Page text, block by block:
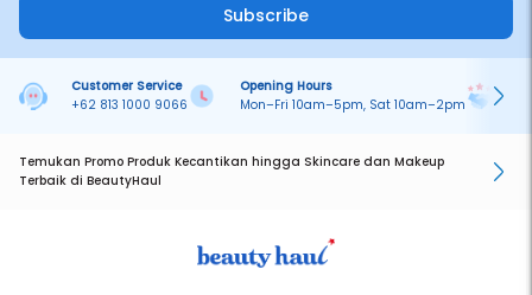
Subscribe
Customer Service
+62 813 1000 9066
Opening Hours
Mon–Fri 10am–5pm, Sat 10am–2pm
Temukan Promo Produk Kecantikan hingga Skincare dan Makeup
Terbaik di BeautyHaul